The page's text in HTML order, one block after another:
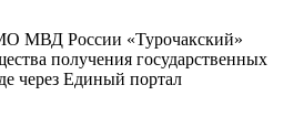
МВД России «Турочакский»
получения государственных
через Единый портал